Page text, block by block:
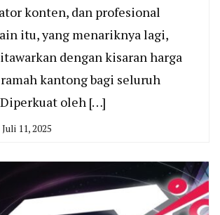
konten, dan profesional
itu, yang menariknya lagi,
dengan kisaran harga
kantong bagi seluruh
oleh […]
Juli 11, 2025